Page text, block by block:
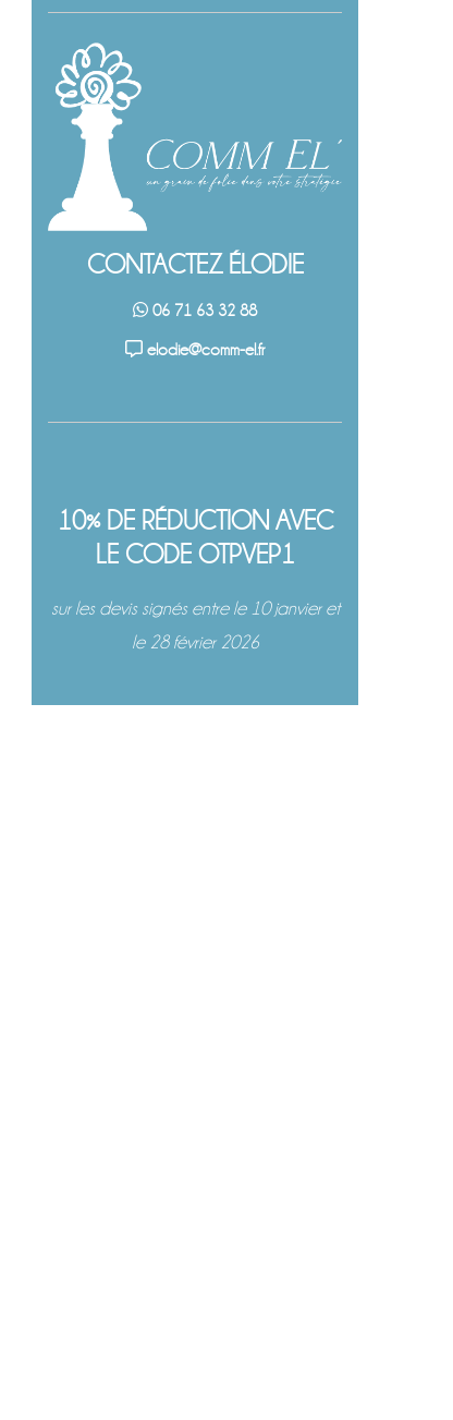
CONTACTEZ ÉLODIE
06 71 63 32 88
elodie@comm-el.fr
10% DE RÉDUCTION AVEC
LE CODE OTPVEP1
sur les devis signés entre le 10 janvier et
le 28 février 2026